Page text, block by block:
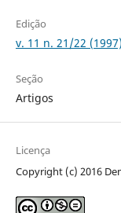
Edição
v. 11 n. 21/22
Seção
Artigos
Licença
Copyright (c) 2016